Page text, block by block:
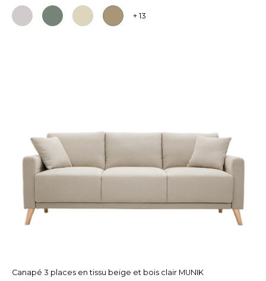
+ 13
Canapé 3 places en tissu beige et bois clair MUNIK